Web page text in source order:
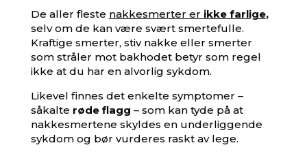
De aller fleste nakkesmerter er ikke farlige,
selv om de kan være svært smertefulle.
Kraftige smerter, stiv nakke eller smerter
som stråler mot bakhodet betyr som regel
ikke at du har en alvorlig sykdom.
Likevel finnes det enkelte symptomer –
såkalte røde flagg – som kan tyde på at
nakkesmertene skyldes en underliggende
sykdom og bør vurderes raskt av lege.